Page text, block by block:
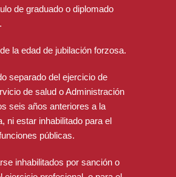
de graduado o diplomado
la edad de jubilación forzosa.
separado del ejercicio de
de salud o Administración
seis años anteriores a la
ni estar inhabilitado para el
públicas.
inhabilitados por sanción o
Española de 1978.
y principios inspiradores.
de la regulación constitucional
particular del derecho a la
salud.
2/2007, de 19 de marzo,
de Autonomía para
Preliminar; Título I (derechos
y políticas públicas); Título II
de la Comunidad Autónoma en